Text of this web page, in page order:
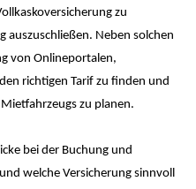
zu
auszuschließen. Neben solchen
von Onlineportalen,
richtigen Tarif zu finden und
zu planen.
bei der Buchung und
welche Versicherung sinnvoll